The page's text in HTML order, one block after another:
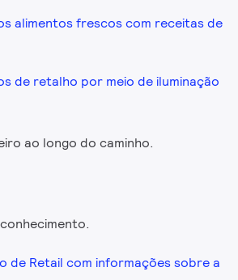
alimentos frescos com receitas de
de retalho por meio de iluminação
ao longo do caminho.
de Retail com informações sobre a